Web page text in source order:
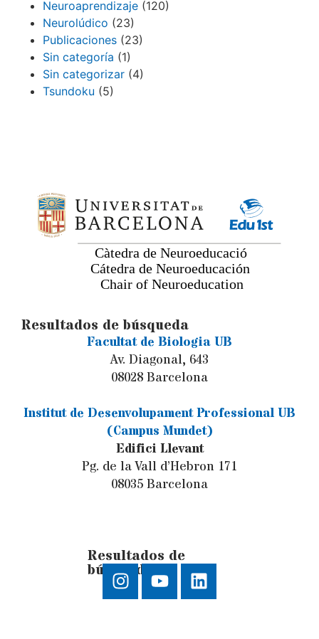
Neuroaprendizaje (120)
Neurolúdico (23)
Publicaciones (23)
Sin categoría (1)
Sin categorizar (4)
Tsundoku (5)
Facultat de Biologia UB
Av. Diagonal, 643
08028 Barcelona
Institut de Desenvolupament Professional UB
(Campus Mundet)
Edifici Llevant
Pg. de la Vall d’Hebron 171
08035 Barcelona